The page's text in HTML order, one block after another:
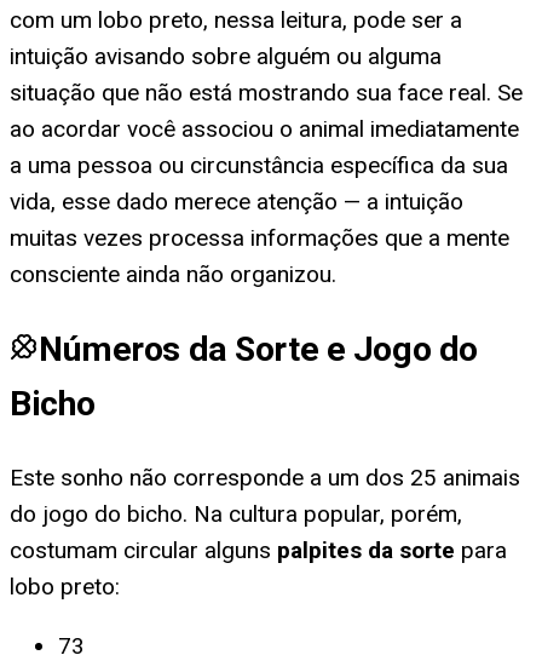
com um lobo preto, nessa leitura, pode ser a
intuição avisando sobre alguém ou alguma
situação que não está mostrando sua face real. Se
ao acordar você associou o animal imediatamente
a uma pessoa ou circunstância específica da sua
vida, esse dado merece atenção — a intuição
muitas vezes processa informações que a mente
consciente ainda não organizou.
Números da Sorte e Jogo do
Bicho
Este sonho não corresponde a um dos 25 animais
do jogo do bicho. Na cultura popular, porém,
costumam circular alguns palpites da sorte para
lobo preto:
73